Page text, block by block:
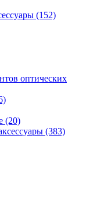
(152)
оптических
(20)
(383)